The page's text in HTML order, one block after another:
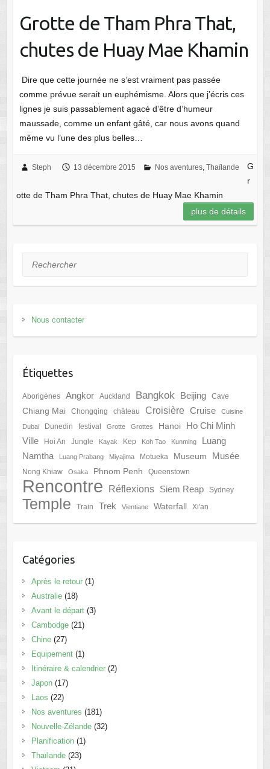
Grotte de Tham Phra That,
chutes de Huay Mae Khamin
Dire que cette journée ne s’est vraiment pas passée
comme prévue serait un euphémisme. Alors que j’écris ces
lignes je suis passablement agacé d’être d’humeur
maussade, comme un enfant gâté, car nous avons quand
même vu l’une des plus belles…
Steph 13 décembre 2015 Nos aventures, Thaïlande
G
r
otte de Tham Phra That, chutes de Huay Mae Khamin
plus de détails
Rechercher
Nous contacter
Étiquettes
Aborigènes Angkor Auckland Bangkok Beijing Cave
Chiang Mai Chongqing château Croisière Cruise Cuisine
Dubai Dunedin festival Grotte Grottes Hanoi
Ho Chi Minh
Ville
Hoi An Jungle Kayak Kep Koh Tao Kunming
Luang
Namtha
Luang Prabang Miyajima Motueka Museum Musée
Nong Khiaw Osaka Phnom Penh Queenstown
Rencontre Réflexions Siem Reap Sydney
Temple Train Trek Vientiane Waterfall Xi'an
Catégories
Après le retour(1)
Australie(18)
Avant le départ(3)
Cambodge(21)
Chine(27)
Equipement(1)
Itinéraire & calendrier(2)
Japon(17)
Laos (22)
Nos aventures (181)
Nouvelle-Zélande(32)
Planification(1)
Thaïlande(23)